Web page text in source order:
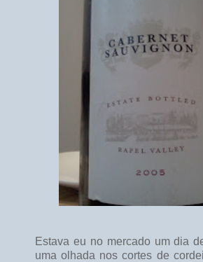
Estava eu no mercado um dia
uma olhada nos cortes de